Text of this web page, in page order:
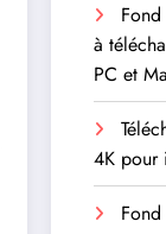
à
PC et
4K pour